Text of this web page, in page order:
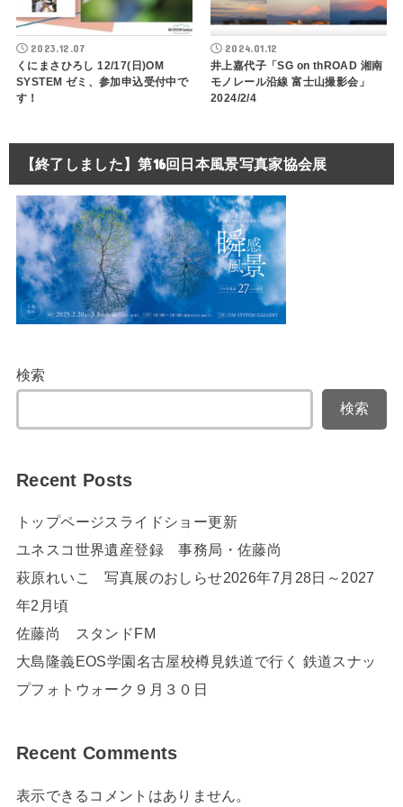
2023.12.07
くにまさひろし 12/17(日)OM
SYSTEM ゼミ、参加申込受付中で
す！
2024.01.12
井上嘉代子「SG on thROAD 湘南
モノレール沿線 富士山撮影会」
2024/2/4
【終了しました】第16回日本風景写真家協会展
検索
検索
Recent Posts
トップページスライドショー更新
ユネスコ世界遺産登録 事務局・佐藤尚
萩原れいこ 写真展のおしらせ2026年7月28日～2027
年2月頃
佐藤尚 スタンドFM
大島隆義EOS学園名古屋校樽見鉄道で行く 鉄道スナッ
プフォトウォーク９月３０日
Recent Comments
表示できるコメントはありません。